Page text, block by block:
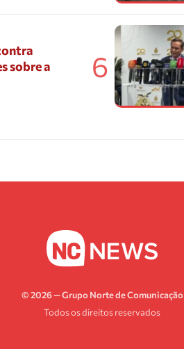
sobre a
6
© 2026 — Grupo Norte de Comunicação
Todos os direitos reservados